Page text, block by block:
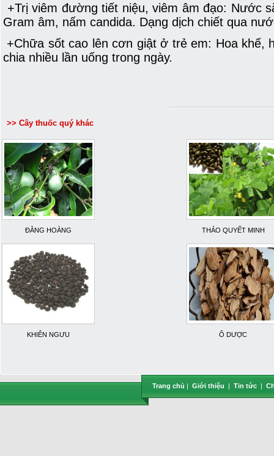
+Trị viêm đường tiết niệu, viêm âm đạo: Nước
Gram âm, nấm candida. Dạng dịch chiết qua
+Chữa sốt cao lên cơn giật ở trẻ em: Hoa khế,
chia nhiều lần uống trong ngày.
>> Cây thuốc quý khác
ĐẰNG HOÀNG THẢO QUYẾT MINH
KHIÊN NGƯU Ô DƯỢC
Trang chủ | Giới thiệu | Tin tức |